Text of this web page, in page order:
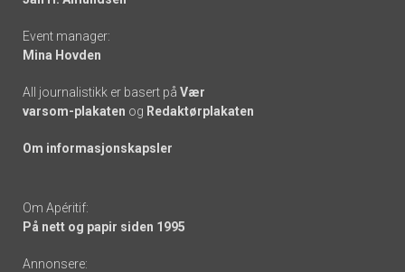
Event manager:
Mina Hovden
All journalistikk er basert på Vær
varsom-plakaten og Redaktørplakaten
Om informasjonskapsler
Om Apéritif:
På nett og papir siden 1995
Annonsere: